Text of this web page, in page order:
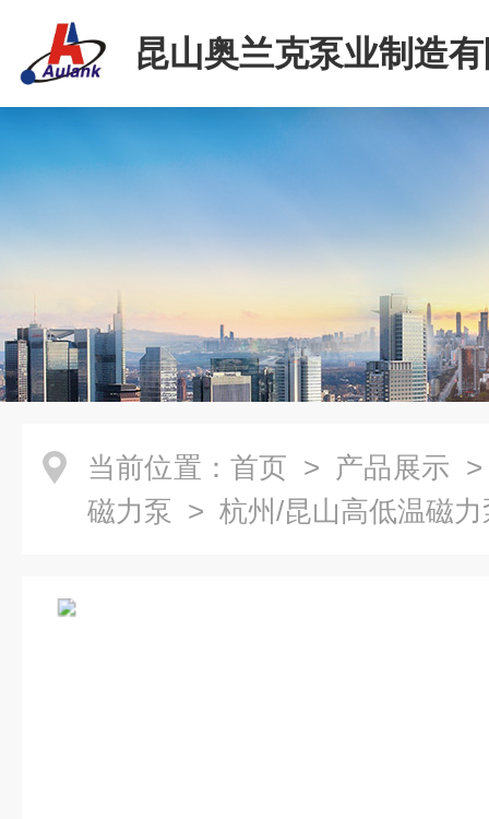
昆山奥兰克泵业制造
当前位置： 首页 > 产品展示
磁力泵 > 杭州/昆山高低温磁力